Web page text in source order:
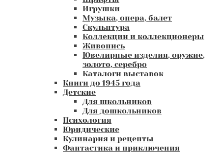
Игрушки
Музыка, опера, балет
Скульптура
Коллекции и коллекционеры
Живопись
Ювелирные изделия, оружие,
золото, серебро
Каталоги выставок
Книги до 1945 года
Детские
Для школьников
Для дошкольников
Психология
Юридические
Кулинария и рецепты
Фантастика и приключения